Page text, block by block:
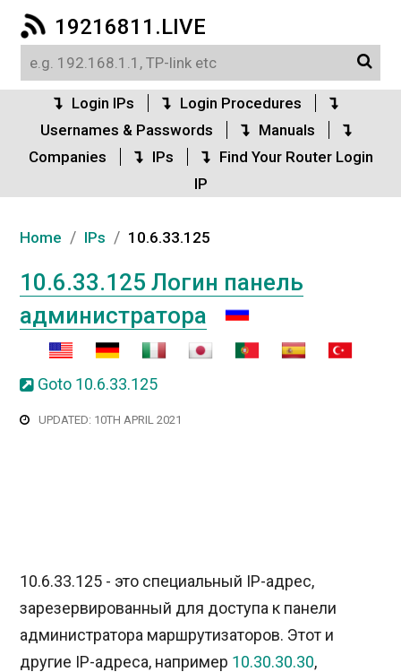
19216811.LIVE
Login IPs
Login Procedures
Usernames & Passwords
Manuals
Companies
IPs
Find Your Router Login
IP
Home / IPs / 10.6.33.125
10.6.33.125 Логин панель
администратора
Goto 10.6.33.125
UPDATED: 10TH APRIL 2021
10.6.33.125 - это специальный IP-адрес,
зарезервированный для доступа к панели
администратора маршрутизаторов. Этот и
другие IP-адреса, например 10.30.30.30,